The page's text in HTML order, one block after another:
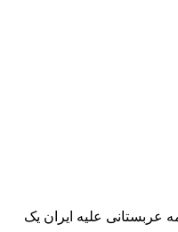
علیه ایران یک